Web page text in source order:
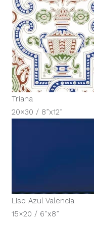
Triana
20×30 / 8”x12”
Liso Azul Valencia
15×20 / 6”x8”